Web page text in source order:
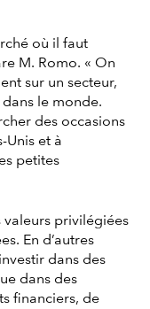
où il faut
M. Romo. « On
sur un secteur,
le monde.
des occasions
Unis et à
petites
valeurs privilégiées
En d’autres
dans des
dans des
financiers, de